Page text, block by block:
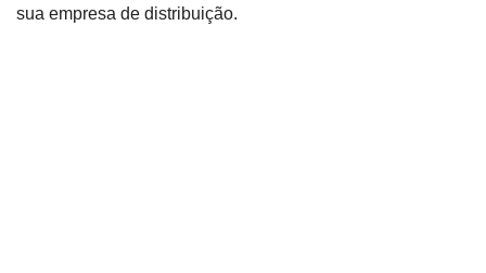
sua empresa de distribuição.